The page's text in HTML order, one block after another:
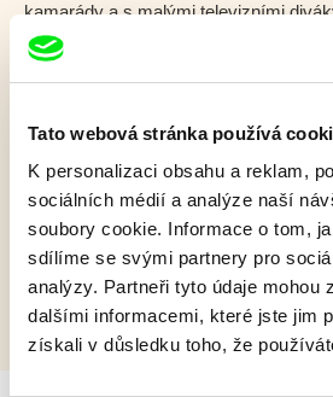
Tato webová stránka používá
K personalizaci obsahu a reklam,
sociálních médií a analýze naší
soubory cookie. Informace o tom,
sdílíme se svými partnery pro
analýzy. Partneři tyto údaje mohou
dalšími informacemi, které jste jim
získali v důsledku toho, že
kamarády a s malými televizními
svou lásku ke kreslení.
Zobrazit více
Film bohužel není dostupný :(
V našem
aktuálním programu
skvělé filmy.